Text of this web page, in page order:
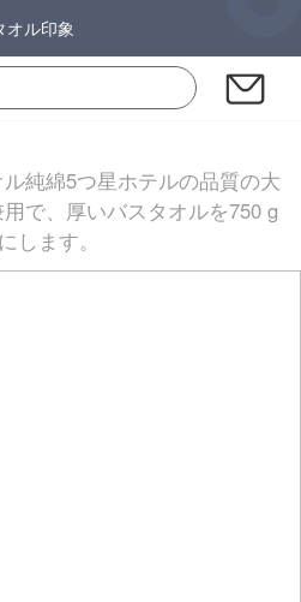
オル印象
純綿5つ星ホテルの品質の大
で、厚いバスタオルを750 g
します。